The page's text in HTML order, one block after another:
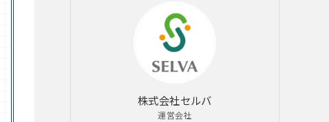
株式会社セルバ
運営会社